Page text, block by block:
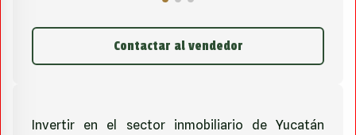
Contactar al vendedor
Invertir en el sector inmobiliario de Yucatán